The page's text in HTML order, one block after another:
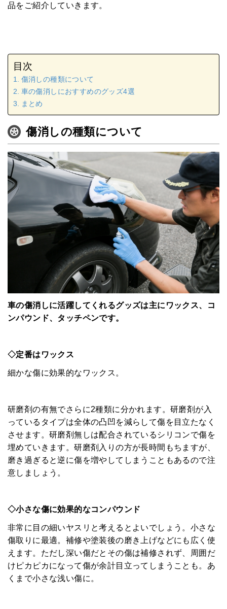
品をご紹介していきます。
目次
傷消しの種類について
車の傷消しにおすすめのグッズ4選
まとめ
傷消しの種類について
車の傷消しに活躍してくれるグッズは主にワックス、コ
ンパウンド、タッチペンです。
◇定番はワックス
細かな傷に効果的なワックス。
研磨剤の有無でさらに2種類に分かれます。研磨剤が入
っているタイプは全体の凸凹を減らして傷を目立たなく
させます。研磨剤無しは配合されているシリコンで傷を
埋めていきます。研磨剤入りの方が長時間もちますが、
磨き過ぎると逆に傷を増やしてしまうこともあるので注
意しましょう。
◇小さな傷に効果的なコンパウンド
非常に目の細いヤスリと考えるとよいでしょう。小さな
傷取りに最適。補修や塗装後の磨き上げなどにも広く使
えます。ただし深い傷だとその傷は補修されず、周囲だ
けピカピカになって傷が余計目立ってしまうことも。あ
くまで小さな浅い傷に。